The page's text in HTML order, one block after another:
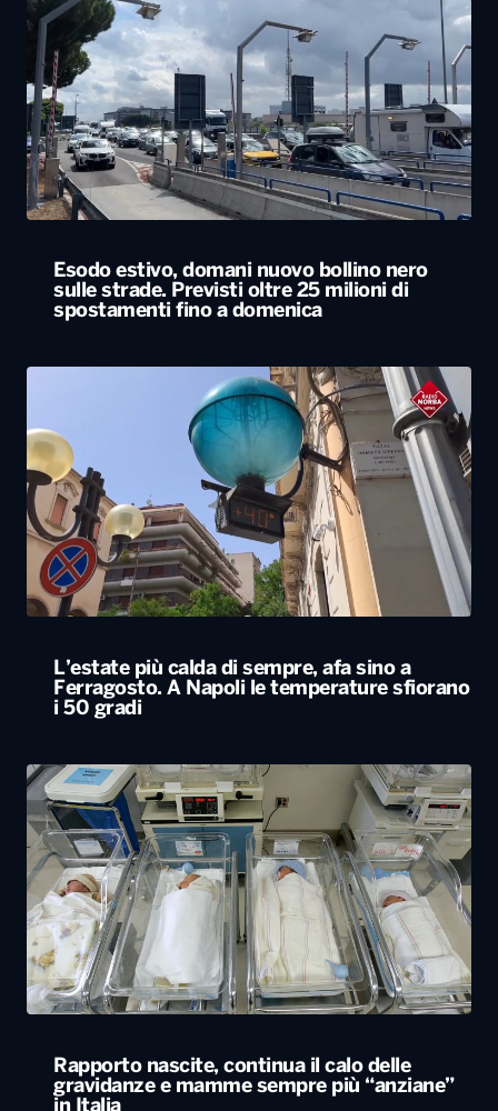
Esodo estivo, domani nuovo bollino nero
sulle strade. Previsti oltre 25 milioni di
spostamenti fino a domenica
L’estate più calda di sempre, afa sino a
Ferragosto. A Napoli le temperature sfiorano
i 50 gradi
Rapporto nascite, continua il calo delle
gravidanze e mamme sempre più “anziane”
in Italia
ALTRO
Locali